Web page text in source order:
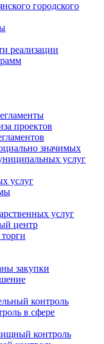
городского
реализации
проектов
значимых
услуг
услуг
услуг
центр
закупки
контроль
в сфере
контроль